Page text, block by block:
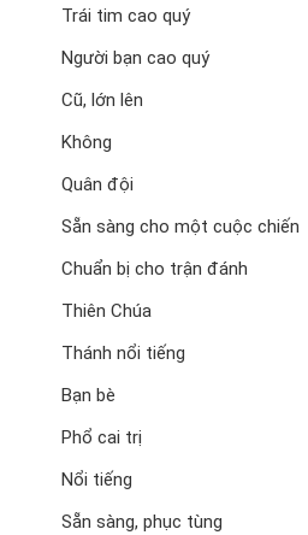
Trái tim cao quý
Người bạn cao quý
Cũ, lớn lên
Không
Quân đội
Sẵn sàng cho một cuộc chiến
Chuẩn bị cho trận đánh
Thiên Chúa
Thánh nổi tiếng
Bạn bè
Phổ cai trị
Nổi tiếng
Sẵn sàng, phục tùng